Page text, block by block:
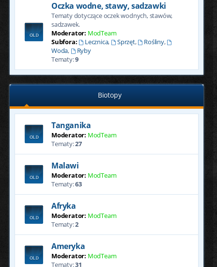
Oczka wodne, stawy, sadzawki
Tematy dotyczące oczek wodnych, stawów,
sadzawek.
Moderator: ModTeam
Subfora:
Lecznica, Sprzęt, Rośliny,
Woda,
Ryby
Tematy:9
Biotopy
Tanganika
Moderator: ModTeam
Tematy:27
Malawi
Moderator: ModTeam
Tematy:63
Afryka
Moderator: ModTeam
Tematy:2
Ameryka
Moderator: ModTeam
Tematy:31